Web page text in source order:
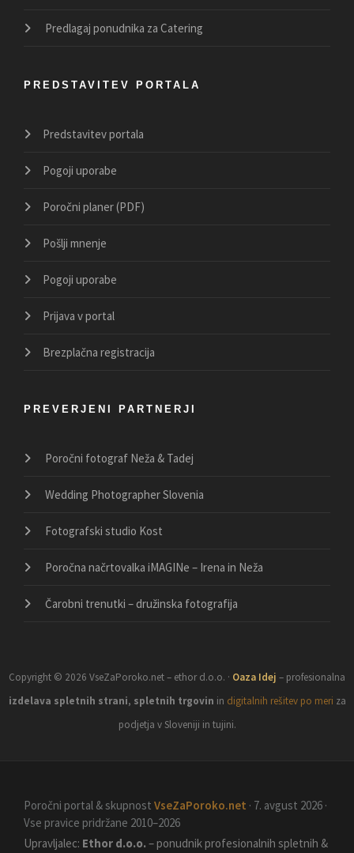
Predlagaj ponudnika za Catering
PREDSTAVITEV PORTALA
Predstavitev portala
Pogoji uporabe
Poročni planer (PDF)
Pošlji mnenje
Pogoji uporabe
Prijava v portal
Brezplačna registracija
PREVERJENI PARTNERJI
Poročni fotograf Neža & Tadej
Wedding Photographer Slovenia
Fotografski studio Kost
Poročna načrtovalka iMAGINe – Irena in Neža
Čarobni trenutki – družinska fotografija
Copyright © 2026 VseZaPoroko.net – ethor d.o.o. · Oaza Idej – profesionalna
izdelava spletnih strani, spletnih trgovin in digitalnih rešitev po meri za
podjetja v Sloveniji in tujini.
Poročni portal & skupnost VseZaPoroko.net · 7. avgust 2026 ·
Vse pravice pridržane 2010–2026
Upravljalec: Ethor d.o.o. – ponudnik profesionalnih spletnih &